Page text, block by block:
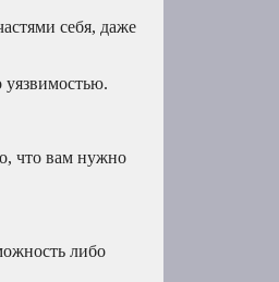
себя, даже
уязвимостью.
что вам нужно
либо